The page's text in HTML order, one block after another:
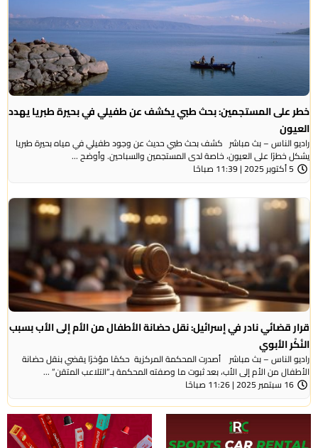
خطر على المستجمين: بحث طبي يكشف عن طفيلي في بحيرة طبريا يهدد
العيون
راديو الناس – بث مباشر كشف بحث طبي حديث عن وجود طفيلي في مياه بحيرة طبريا
يشكل خطرًا على العيون، خاصة لدى المستجمين والسباحين. وأوضح ...
5 أكتوبر 2025 | 11:39 صباحًا
قرار قضائي نادر في إسرائيل: نقل حضانة الأطفال من الأم إلى الأب بسبب
النُكْر الأبوي
راديو الناس – بث مباشر أصدرت المحكمة المركزية حكمًا مؤخرًا يقضي بنقل حضانة
الأطفال من الأم إلى الأب، بعد ثبوت ما وصفته المحكمة بـ”التلاعب المتقن” ...
16 سبتمبر 2025 | 11:26 صباحًا